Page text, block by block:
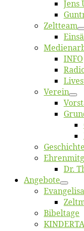
Jens
Zelt­team
INFO
Ver­ein
Ge­schich­te
Dr.
An­ge­bo­te
Bi­bel­ta­ge